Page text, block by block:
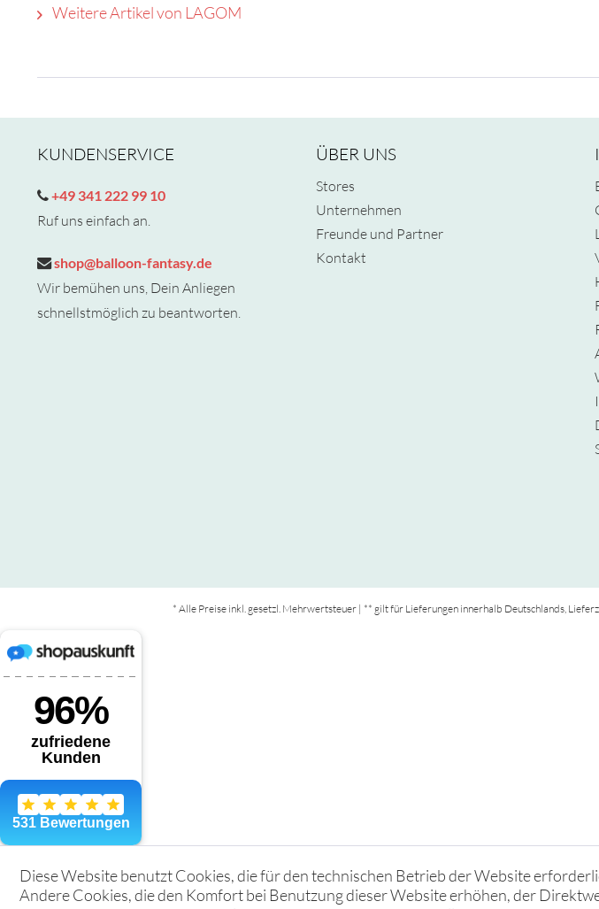
Weitere Artikel von LAGOM
KUNDENSERVICE
+49 341 222 99 10
Ruf uns einfach an.
shop@balloon-fantasy.de
Wir bemühen uns, Dein Anliegen
schnellstmöglich zu beantworten.
ÜBER UNS
Stores
Unternehmen
Freunde und Partner
Kontakt
* Alle Preise inkl. gesetzl. Mehrwertsteuer | ** gilt für Lieferungen innerhalb Deutschlands,
Diese Website benutzt Cookies, die für den technischen Betrieb der Website
Andere Cookies, die den Komfort bei Benutzung dieser Website erhöhen, der